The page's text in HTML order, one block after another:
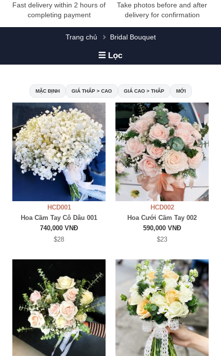
Fast delivery within 2 hours of
completing payment
Take photos before and after
delivery for confirmation
Trang chủ Bridal Bouquet
Lọc
MẶC ĐỊNH GIÁ THẤP > CAO GIÁ CAO > THẤP MỚI
HCD001
Hoa Cầm Tay Cô Dâu 001
740,000 VNĐ
$28
HCD002
Hoa Cưới Cầm Tay 002
590,000 VNĐ
$23